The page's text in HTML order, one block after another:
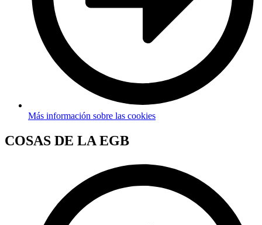
Más información sobre las cookies
COSAS DE LA EGB